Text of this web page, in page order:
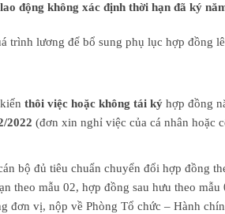
động không xác định thời hạn đã ký
trình lương để bổ sung phụ lục hợp đồng
thôi việc hoặc không tái ký hợp đồng
2022 (đơn xin nghỉ việc của cá nhân hoặc
bộ đủ tiêu chuẩn chuyển đổi hợp đồng
theo mẫu 02, hợp đồng sau hưu theo
đơn vị, nộp về Phòng Tổ chức – Hành